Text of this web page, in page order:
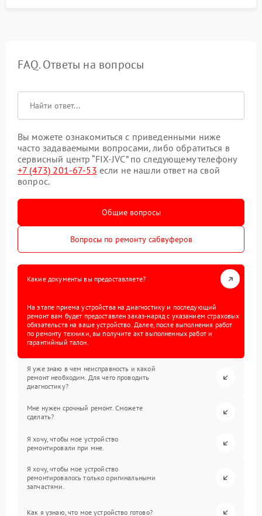
FAQ. Ответы на вопросы
Вы можете ознакомиться с приведенными ниже
часто задаваемыми вопросами, либо обратиться в
сервисный центр “FIX-JVC” по следующему телефону
+7 (473) 201-67-53 если не нашли ответ на свой
вопрос.
Общие вопросы
Вопросы по ремонту сабвуферов
Какие документы вы предоставляете?
На этапе приема устройства на диагностику и последующий
ремонт вам будет предоставлен заказ-наряд с указанием страховых
обязательств на ваше устройство. Далее, после выполнения работ
по ремонту техники, вы получите акт выполненных работ и
гарантийный талон.
Я уже знаю в чем неисправность и какой
ремонт необходим. Для чего проводить
диагностику?
Мне нужен срочный ремонт. Сможете
сделать?
Я хочу, чтобы мое устройство
ремонтировали при мне.
Я хочу, чтобы мое устройство
ремонтировалось только оригинальными
запчастями.
Как я узнаю, что мое устройство готово?